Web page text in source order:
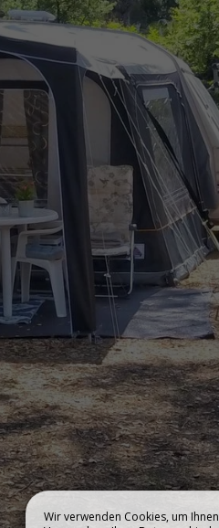
BLEIBEN
BUCHEN
Wir verwenden Cookies, um